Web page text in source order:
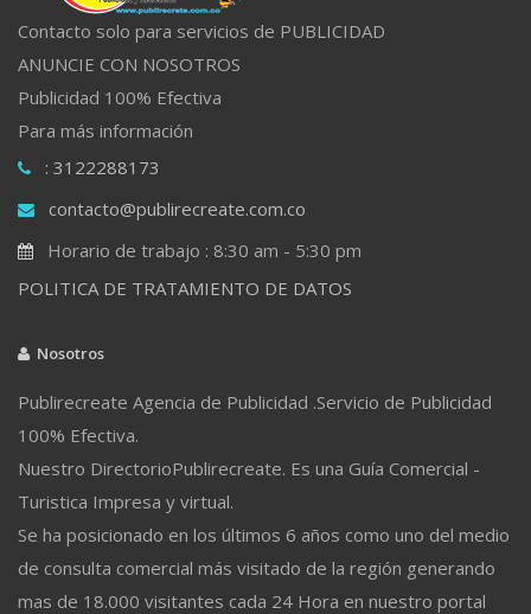
Contacto solo para servicios de PUBLICIDAD
ANUNCIE CON NOSOTROS
Publicidad 100% Efectiva
Para más información
: 3122288173
contacto@publirecreate.com.co
Horario de trabajo : 8:30 am - 5:30 pm
POLITICA DE TRATAMIENTO DE DATOS
Nosotros
Publirecreate Agencia de Publicidad .Servicio de Publicidad
100% Efectiva.
Nuestro DirectorioPublirecreate. Es una Guía Comercial -
Turistica Impresa y virtual.
Se ha posicionado en los últimos 6 años como uno del medio
de consulta comercial más visitado de la región generando
mas de 18.000 visitantes cada 24 Hora en nuestro portal